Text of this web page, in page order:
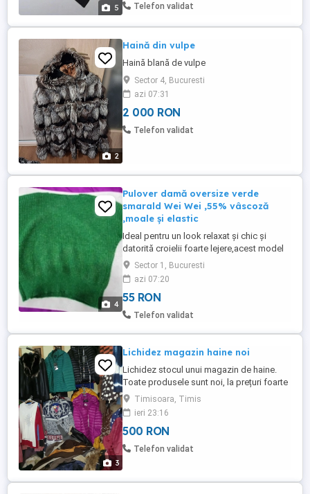
5 Telefon validat
2
Haină din vulpe
Haină blană de vulpe
Sector 4, Bucuresti
azi 07:31
2 000 RON
Telefon validat
4
Pulover damă oversize verde
smarald Wei Wei ,55% vâscoză
,moale și elastic
Ideal pentru un look relaxat și chic și
datorită croielii foarte lejere,acest model
se adaptează ușor oricărei siluete
Sector 1, Bucuresti
azi 07:20
55 RON
Telefon validat
3
Lichidez magazin haine noi
Lichidez stocul unui magazin de haine.
Toate produsele sunt noi, la prețuri foarte
avantajoase engross. Disponibile: Haine
pentru femei și bărbați piele Geci și haine
din piele Îmbrăcăminte nouă, diverse
modele și mărimi Manechine pentru
expunere Umerașe, suporturi și alte
Timisoara, Timis
ieri 23:16
500 RON
Telefon validat